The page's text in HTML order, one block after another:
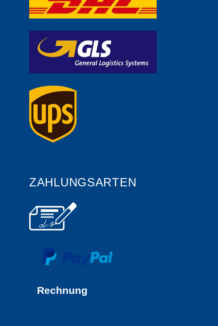
ZAHLUNGSARTEN
Rechnung